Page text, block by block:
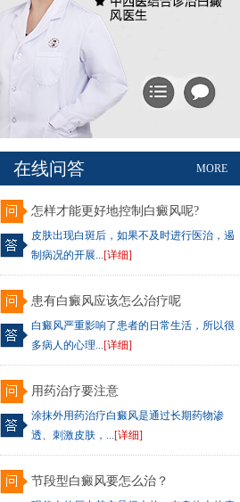
MORE
在线问答
怎样才能更好地控制白癜风呢?
皮肤出现白斑后，如果不及时进行医治，遏
制病况的开展...[详细]
患有白癜风应该怎么治疗呢
白癜风严重影响了患者的日常生活，所以很
多病人的心理...[详细]
用药治疗要注意
涂抹外用药治疗白癜风是通过长期药物渗
透、刺激皮肤，...[详细]
节段型白癜风要怎么治？